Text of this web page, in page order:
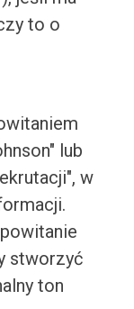
to o
lub
w
stworzyć
ton